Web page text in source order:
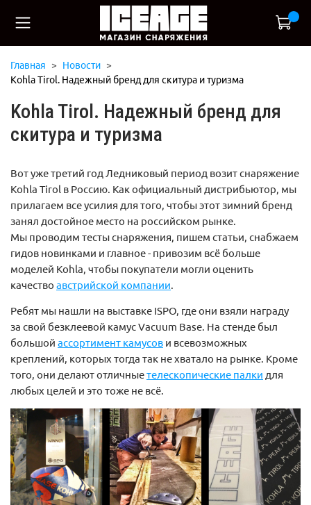
Главная
Новости
Kohla Tirol. Надежный бренд для скитура и туризма
Kohla Tirol. Надежный бренд для
скитура и туризма
Вот уже третий год Ледниковый период возит снаряжение
Kohla Tirol в Россию. Как официальный дистрибьютор, мы
прилагаем все усилия для того, чтобы этот зимний бренд
занял достойное место на российском рынке.
Мы проводим тесты снаряжения, пишем статьи, снабжаем
гидов новинками и главное - привозим всё больше
моделей Kohla, чтобы покупатели могли оценить
качество австрийской компании.
Ребят мы нашли на выставке ISPO, где они взяли награду
за свой безклеевой камус Vacuum Base. На стенде был
большой ассортимент камусов и всевозможных
креплений, которых тогда так не хватало на рынке. Кроме
того, они делают отличныетелескопические палки для
любых целей и это тоже не всё.